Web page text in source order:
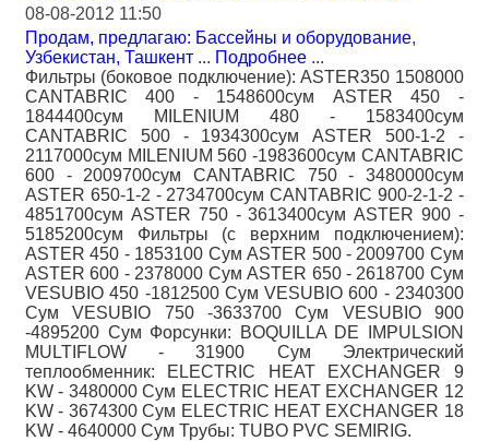
08-08-2012 11:50
Продам, предлагаю: Бассейны и оборудование,
Узбекистан, Ташкент ... Подробнее ...
Фильтры (боковое подключение): ASTER350 1508000
CANTABRIC 400 - 1548600сум ASTER 450 -
1844400сум MILENIUM 480 - 1583400сум
CANTABRIC 500 - 1934300сум ASTER 500-1-2 -
2117000сум MILENIUM 560 -1983600сум CANTABRIC
600 - 2009700сум CANTABRIC 750 - 3480000сум
ASTER 650-1-2 - 2734700сум CANTABRIC 900-2-1-2 -
4851700сум ASTER 750 - 3613400сум ASTER 900 -
5185200сум Фильтры (с верхним подключением):
ASTER 450 - 1853100 Сум ASTER 500 - 2009700 Сум
ASTER 600 - 2378000 Сум ASTER 650 - 2618700 Сум
VESUBIO 450 -1812500 Сум VESUBIO 600 - 2340300
Сум VESUBIO 750 -3633700 Сум VESUBIO 900
-4895200 Сум Форсунки: BOQUILLA DE IMPULSION
MULTIFLOW - 31900 Сум Электрический
теплообменник: ELECTRIC HEAT EXCHANGER 9
KW - 3480000 Сум ELECTRIC HEAT EXCHANGER 12
KW - 3674300 Сум ELECTRIC HEAT EXCHANGER 18
KW - 4640000 Сум Трубы: TUBO PVC SEMIRIG.